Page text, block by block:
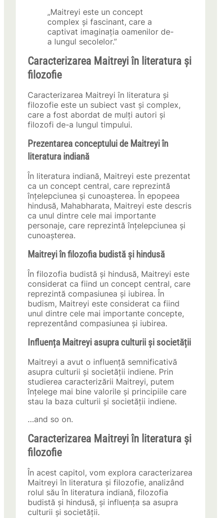
„Maitreyi este un concept
complex și fascinant, care a
captivat imaginația oamenilor de-
a lungul secolelor.”
Caracterizarea Maitreyi în literatura și
filozofie
Caracterizarea Maitreyi în literatura și
filozofie este un subiect vast și complex,
care a fost abordat de mulți autori și
filozofi de-a lungul timpului.
Prezentarea conceptului de Maitreyi în
literatura indiană
În literatura indiană, Maitreyi este prezentat
ca un concept central, care reprezintă
înțelepciunea și cunoașterea. În epopeea
hindusă, Mahabharata, Maitreyi este descris
ca unul dintre cele mai importante
personaje, care reprezintă înțelepciunea și
cunoașterea.
Maitreyi în filozofia budistă și hindusă
În filozofia budistă și hindusă, Maitreyi este
considerat ca fiind un concept central, care
reprezintă compasiunea și iubirea. În
budism, Maitreyi este considerat ca fiind
unul dintre cele mai importante concepte,
reprezentând compasiunea și iubirea.
Influența Maitreyi asupra culturii și societății
Maitreyi a avut o influență semnificativă
asupra culturii și societății indiene. Prin
studierea caracterizării Maitreyi, putem
înțelege mai bine valorile și principiile care
stau la baza culturii și societății indiene.
…and so on.
Caracterizarea Maitreyi în literatura și
filozofie
În acest capitol, vom explora caracterizarea
Maitreyi în literatura și filozofie, analizând
rolul său în literatura indiană, filozofia
budistă și hindusă, și influența sa asupra
culturii și societății.